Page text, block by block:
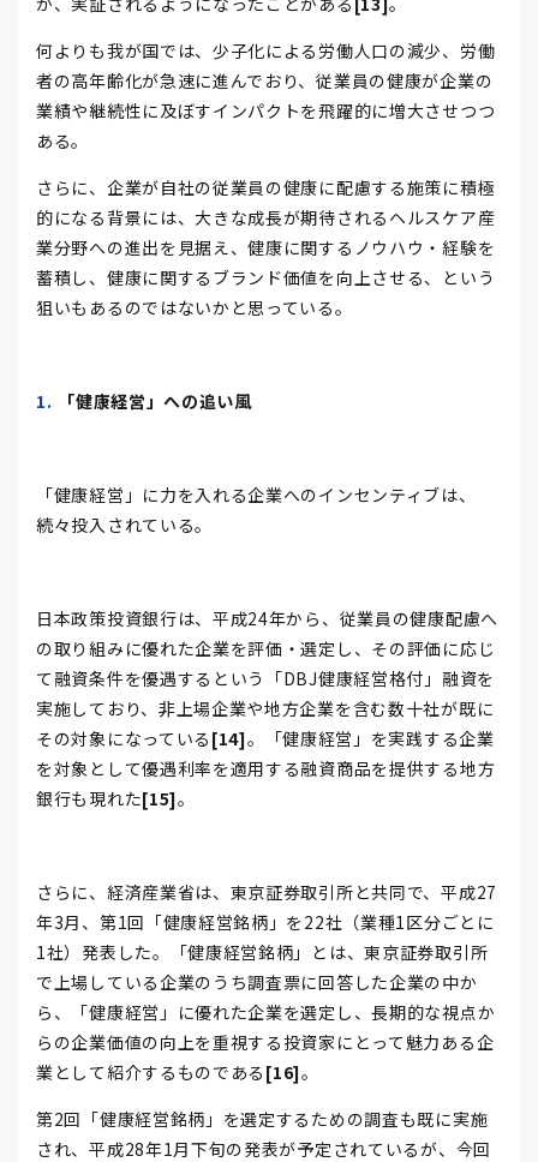
何よりも我が国では、少子化による労働人口の減少、労働
者の高年齢化が急速に進んでおり、従業員の健康が企業の
業績や継続性に及ぼすインパクトを飛躍的に増大させつつ
ある。
さらに、企業が自社の従業員の健康に配慮する施策に積極
的になる背景には、大きな成長が期待されるヘルスケア産
業分野への進出を見据え、健康に関するノウハウ・経験を
蓄積し、健康に関するブランド価値を向上させる、という
狙いもあるのではないかと思っている。
「健康経営」への追い風
「健康経営」に力を入れる企業へのインセンティブは、
続々投入されている。
日本政策投資銀行は、平成24年から、従業員の健康配慮へ
の取り組みに優れた企業を評価・選定し、その評価に応じ
て融資条件を優遇するという「DBJ健康経営格付」融資を
実施しており、非上場企業や地方企業を含む数十社が既に
その対象になっている [14]。「健康経営」を実践する企業
を対象として優遇利率を適用する融資商品を提供する地方
銀行も現れた[15]。
さらに、経済産業省は、東京証券取引所と共同で、平成27
年3月、第1回「健康経営銘柄」を22社（業種1区分ごとに
1社）発表した。「健康経営銘柄」とは、東京証券取引所
で上場している企業のうち調査票に回答した企業の中か
ら、「健康経営」に優れた企業を選定し、長期的な視点か
らの企業価値の向上を重視する投資家にとって魅力ある企
業として紹介するものである [16]。
第2回「健康経営銘柄」を選定するための調査も既に実施
され、平成28年1月下旬の発表が予定されているが、今回